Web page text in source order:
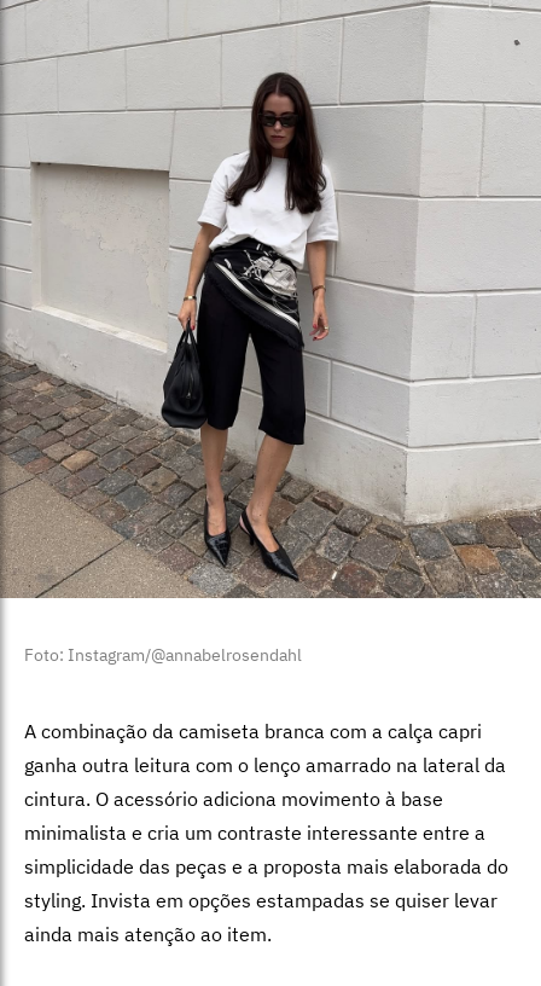
Foto: Instagram/@annabelrosendahl
A combinação da camiseta branca com a calça capri
ganha outra leitura com o lenço amarrado na lateral da
cintura. O acessório adiciona movimento à base
minimalista e cria um contraste interessante entre a
simplicidade das peças e a proposta mais elaborada do
styling. Invista em opções estampadas se quiser levar
ainda mais atenção ao item.